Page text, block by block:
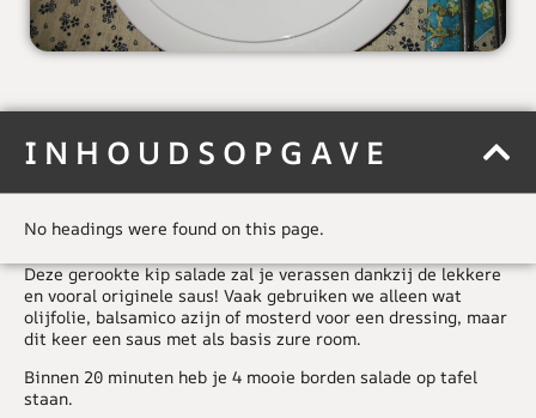
INHOUDSOPGAVE
No headings were found on this page.
Deze gerookte kip salade zal je verassen dankzij de lekkere
en vooral originele saus! Vaak gebruiken we alleen wat
olijfolie, balsamico azijn of mosterd voor een dressing, maar
dit keer een saus met als basis zure room.
Binnen 20 minuten heb je 4 mooie borden salade op tafel
staan.